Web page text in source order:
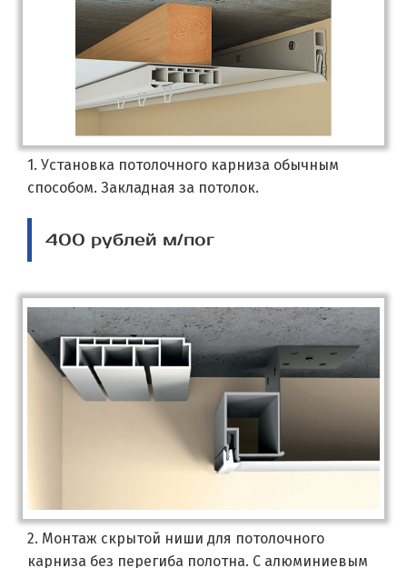
1. Установка потолочного карниза обычным
способом. Закладная за потолок.
400 рублей м/пог
2. Монтаж скрытой ниши для потолочного
карниза без перегиба полотна. С алюминиевым